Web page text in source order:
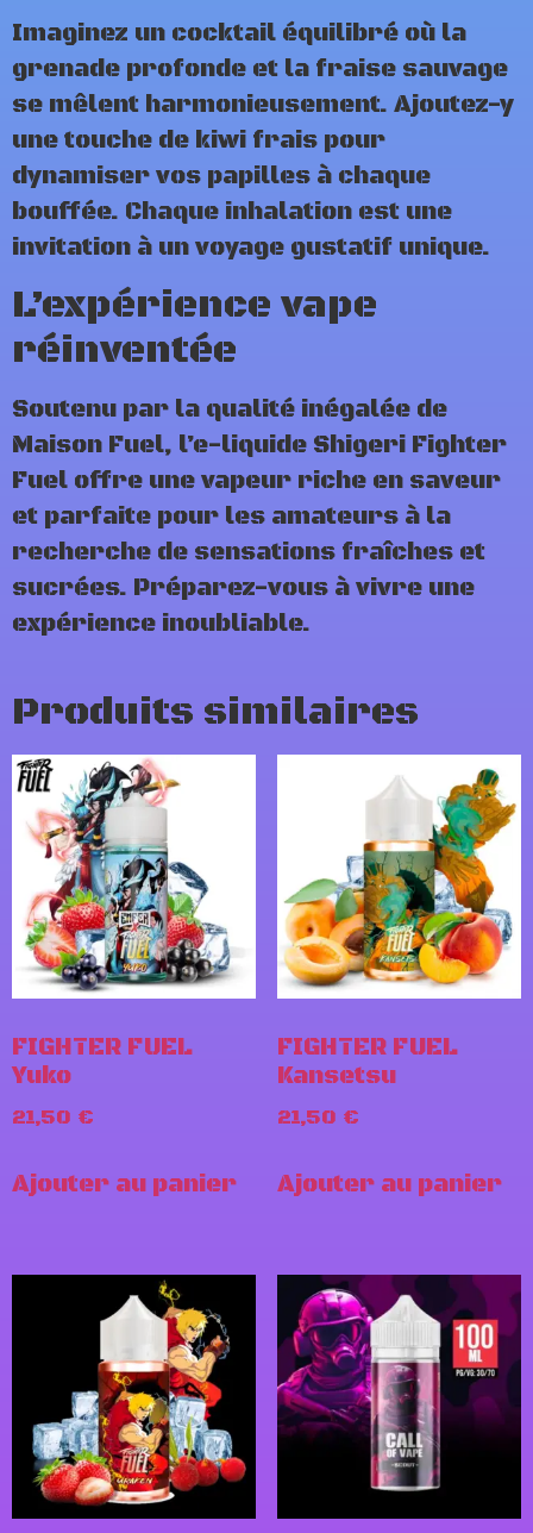
Imaginez un cocktail équilibré où la
grenade profonde et la fraise sauvage
se mêlent harmonieusement. Ajoutez-y
une touche de kiwi frais pour
dynamiser vos papilles à chaque
bouffée. Chaque inhalation est une
invitation à un voyage gustatif unique.
L’expérience vape
réinventée
Soutenu par la qualité inégalée de
Maison Fuel, l’e-liquide Shigeri Fighter
Fuel offre une vapeur riche en saveur
et parfaite pour les amateurs à la
recherche de sensations fraîches et
sucrées. Préparez-vous à vivre une
expérience inoubliable.
Produits similaires
FIGHTER FUEL
Yuko
21,50 €
Ajouter au panier
FIGHTER FUEL
Kansetsu
21,50 €
Ajouter au panier